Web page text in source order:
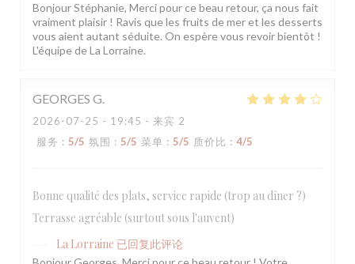
Bonjour Stéphanie, Merci pour ce beau retour, ça nous fait
vraiment plaisir ! Ravis que les fruits de mer et les desserts
vous aient autant séduite. On espère vous revoir bientôt !
L'équipe de La Lorraine.
GEORGES G
2026-07-25 - 19:45 - 来宾 2
服务 : 5/5 氛围 : 5/5 菜单 : 5/5 质价比 : 4/5
Bonne qualité des plats, service rapide (trop au dîner ?)
Terrasse agréable (surtout sous l'auvent)
La Lorraine 已回复此评论